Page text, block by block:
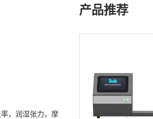
产品推荐
，润湿张力，摩